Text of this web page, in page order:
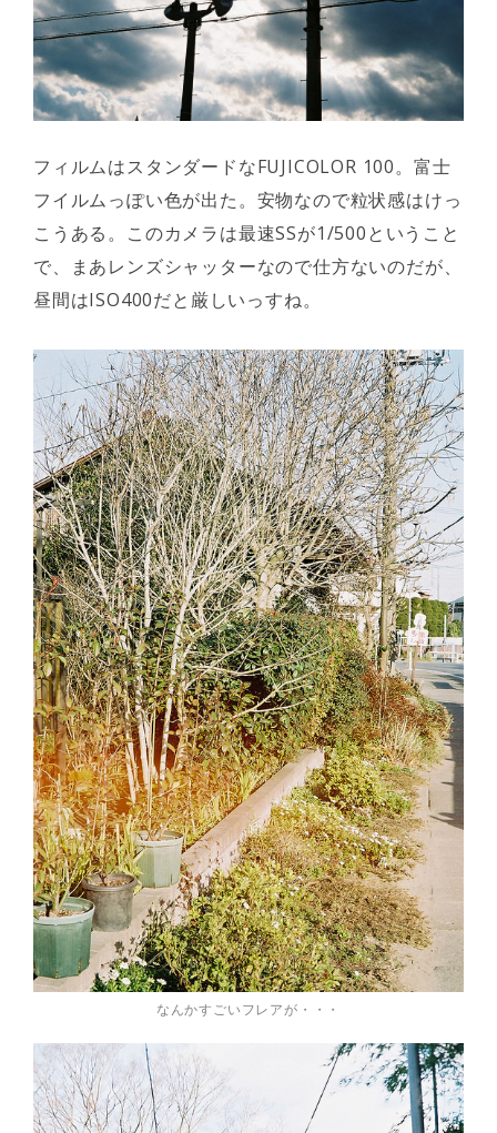
フィルムはスタンダードなFUJICOLOR 100。富士
フイルムっぽい色が出た。安物なので粒状感はけっ
こうある。このカメラは最速SSが1/500ということ
で、まあレンズシャッターなので仕方ないのだが、
昼間はISO400だと厳しいっすね。
なんかすごいフレアが・・・